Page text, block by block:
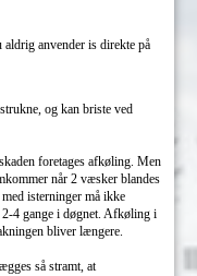
anvender is direkte på
og kan briste ved
foretages afkøling. Men
når 2 væsker blandes
isterninger må ikke
4 gange i døgnet. Afkøling i
bliver længere.
så stramt, at